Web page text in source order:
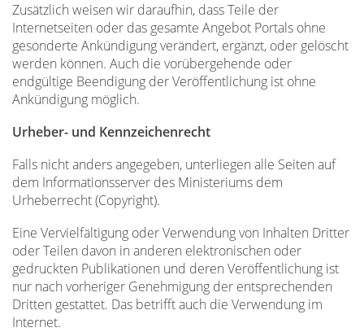
Zusätzlich weisen wir daraufhin, dass Teile der
Internetseiten oder das gesamte Angebot Portals ohne
gesonderte Ankündigung verändert, ergänzt, oder gelöscht
werden können. Auch die vorübergehende oder
endgültige Beendigung der Veröffentlichung ist ohne
Ankündigung möglich.
Urheber- und Kennzeichenrecht
Falls nicht anders angegeben, unterliegen alle Seiten auf
dem Informationsserver des Ministeriums dem
Urheberrecht (Copyright).
Eine Vervielfältigung oder Verwendung von Inhalten Dritter
oder Teilen davon in anderen elektronischen oder
gedruckten Publikationen und deren Veröffentlichung ist
nur nach vorheriger Genehmigung der entsprechenden
Dritten gestattet. Das betrifft auch die Verwendung im
Internet.